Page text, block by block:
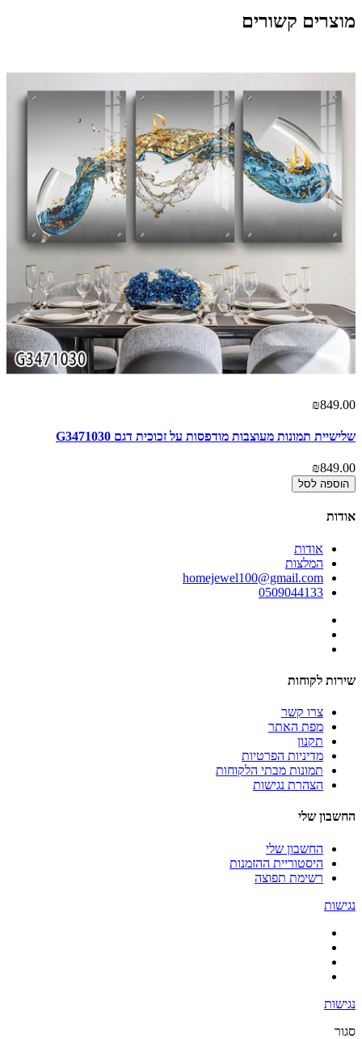
מוצרים קשורים
₪849.00
שלישיית תמונות מעוצבות מודפסות על זכוכית דגם G3471030
₪849.00
הוספה לסל
אודות
אודות
המלצות
homejewel100@gmail.com
0509044133
שירות לקוחות
צרו קשר
מפת האתר
תקנון
מדיניות הפרטיות
תמונות מבתי הלקוחות
הצהרת נגישות
החשבון שלי
החשבון שלי
היסטוריית ההזמנות
רשימת תפוצה
נגישות
נגישות
סגור